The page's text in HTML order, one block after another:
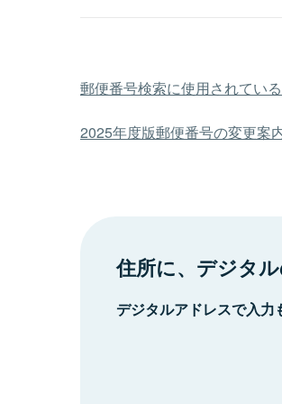
郵便番号検索に使用されてい
2025年度版郵便番号の変更案
住所に、デジタル
デジタルアドレスで入